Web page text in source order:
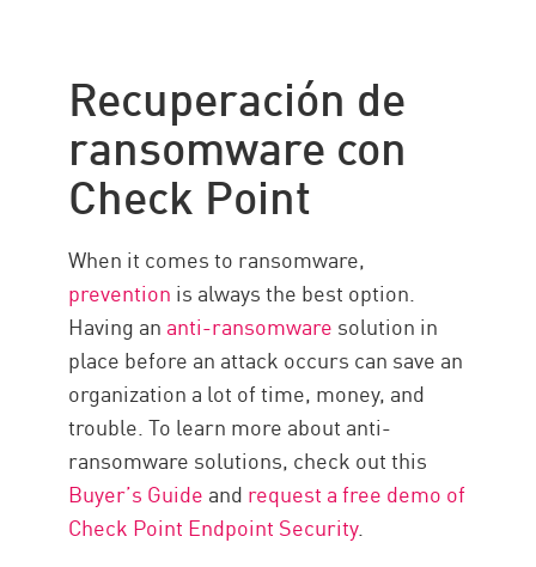
Recuperación de
ransomware con
Check Point
When it comes to ransomware,
prevention is always the best option.
Having an anti-ransomware solution in
place before an attack occurs can save an
organization a lot of time, money, and
trouble. To learn more about anti-
ransomware solutions, check out this
Buyer’s Guide and request a free demo of
Check Point Endpoint Security.